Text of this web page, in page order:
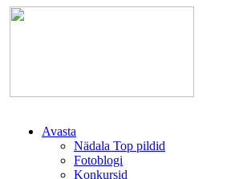
Avasta
Nädala Top pildid
Fotoblogi
Konkursid